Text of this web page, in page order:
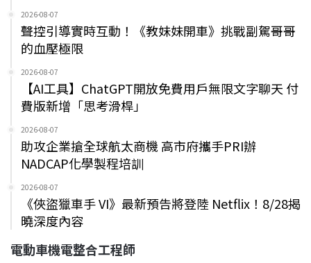
2026-08-07
聲控引導實時互動！《教妹妹開車》挑戰副駕哥哥
的血壓極限
2026-08-07
【AI工具】ChatGPT開放免費用戶無限文字聊天 付
費版新增「思考滑桿」
2026-08-07
助攻企業搶全球航太商機 高市府攜手PRI辦
NADCAP化學製程培訓
2026-08-07
《俠盜獵車手 VI》最新預告將登陸 Netflix！8/28揭
曉深度內容
電動車機電整合工程師